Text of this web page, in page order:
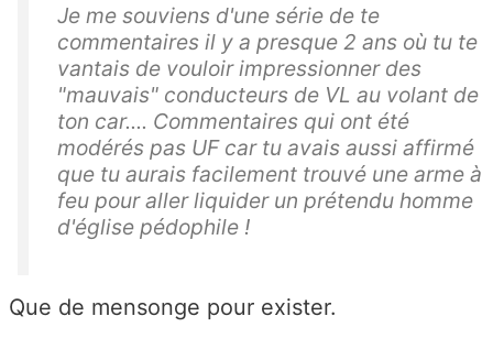
Je me souviens d'une série de te
commentaires il y a presque 2 ans où tu te
vantais de vouloir impressionner des
"mauvais" conducteurs de VL au volant de
ton car.... Commentaires qui ont été
modérés pas UF car tu avais aussi affirmé
que tu aurais facilement trouvé une arme à
feu pour aller liquider un prétendu homme
d'église pédophile !
Que de mensonge pour exister.